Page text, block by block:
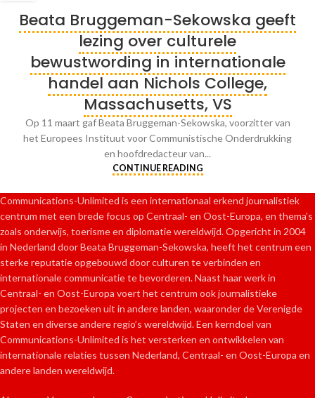
Beata Bruggeman-Sekowska geeft
lezing over culturele
bewustwording in internationale
handel aan Nichols College,
Massachusetts, VS
Op 11 maart gaf Beata Bruggeman-Sekowska, voorzitter van
het Europees Instituut voor Communistische Onderdrukking
en hoofdredacteur van...
CONTINUE READING
Communications-Unlimited is een internationaal erkend journalistiek
centrum met een brede focus op Centraal- en Oost-Europa, en thema’s
zoals onderwijs, toerisme en diplomatie wereldwijd. Opgericht in 2004
in Nederland door Beata Bruggeman-Sekowska, heeft het centrum een
sterke reputatie opgebouwd door culturen te verbinden en
internationale communicatie te bevorderen. Naast haar werk in
Centraal- en Oost-Europa voert het centrum ook journalistieke
projecten en bezoeken uit in andere landen, waaronder de Verenigde
Staten en diverse andere regio’s wereldwijd. Een kerndoel van
Communications-Unlimited is het versterken en ontwikkelen van
internationale relaties tussen Nederland, Centraal- en Oost-Europa en
andere landen wereldwijd.